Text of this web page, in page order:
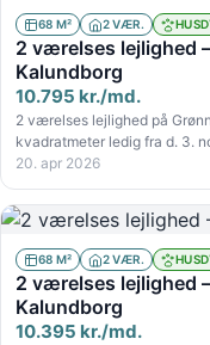
68 M² 2 VÆR.
2 værelses lejlighed
Kalundborg
10.795 kr./md.
2 værelses lejlighed på
kvadratmeter ledig fra d. 3.
20. apr 2026
68 M² 2 VÆR.
2 værelses lejlighed
Kalundborg
10.395 kr./md.